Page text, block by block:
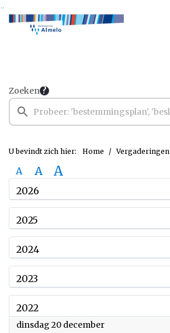
Ga naar de inhoud van deze pagina
Ga naar het zoeken
Ga naar het menu
Zoeken
U bevindt zich hier: Home Vergaderingen
A A A
2026
2025
2024
2023
2022
dinsdag 20 december2022